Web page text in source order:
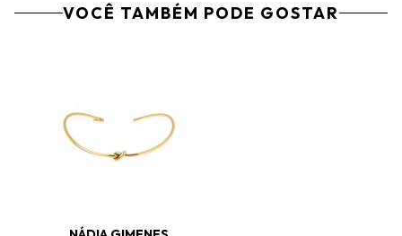
VOCÊ TAMBÉM PODE GOSTAR